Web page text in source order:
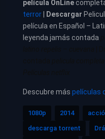
película OnLine
terror
Descargar
película en Español –
leyenda jamás contada
Descubre más películas
1080p 2014
descarga torrent